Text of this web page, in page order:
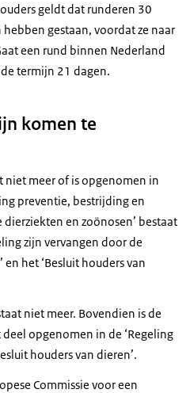
geldt dat runderen 30
gestaan, voordat ze naar
een rund binnen Nederland
termijn 21 dagen.
komen te
niet meer of is opgenomen in
preventie, bestrijding en
en zoönosen’ bestaat
zijn vervangen door de
en het ‘Besluit houders van
niet meer. Bovendien is de
deel opgenomen in de ‘Regeling
houders van dieren’.
Commissie voor een